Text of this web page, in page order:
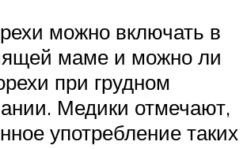
можно включать в
маме и можно ли
при грудном
Медики отмечают,
употребление таких